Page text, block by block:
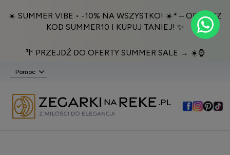
☀️ SUMMER VIBE • -10% NA WSZYSTKO! ☀️* – ODBIERZ
KOD SUMMER10 I KUPUJ TANIEJ! ✨
🌴 PRZEJDŹ DO OFERTY SUMMER SALE → ☀️⌚️
Pomoc